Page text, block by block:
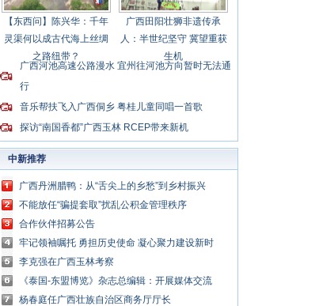
【东西问】陈兴华：千年
灵渠何以成古代海上丝绸
之路纽带？
广西田阳壮狮非遗传承
人：半世纪坚守 冀望重获
生机
广西河池高速公路漫水 宜州往河池方向暂时无法通
行
音乐帮扶飞入广西侗乡 粤桂儿童同唱一首歌
探访“南国香都”广西玉林 RCEP带来新机
中新推荐
广西丹洲腊鸭：从“舌尖上的乡愁”到乡村振兴
的“利器”
不能放任“骗提套取”扰乱公积金管理秩序
合作伙伴招募公告
牢记领袖嘱托 勇担历史使命 凝心聚力建设新时
代中国特色社会主义壮美广西
李克强在广西玉林考察
《泰国-东盟博览》杂志总编辑：开展媒体交流
讲好中国与东盟合作故事
杨春庭任广西壮族自治区商务厅厅长